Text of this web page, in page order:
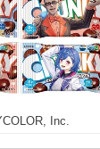
Inc.